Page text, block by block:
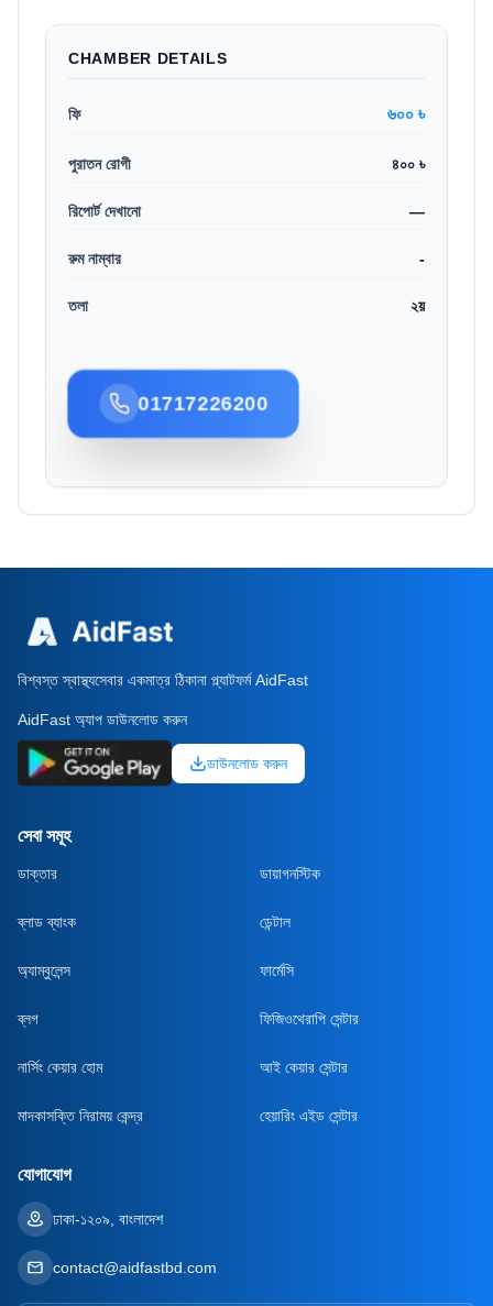
CHAMBER DETAILS
ফি ৬০০ ৳
পুরাতন রোগী ৪০০ ৳
রিপোর্ট দেখানো —
রুম নাম্বার -
তলা ২য়
01717226200
বিশ্বস্ত স্বাস্থ্যসেবার একমাত্র ঠিকানা প্ল্যাটফর্ম AidFast
AidFast অ্যাপ ডাউনলোড করুন
ডাউনলোড করুন
সেবা সমূহ
ডাক্তার ডায়াগনস্টিক
ব্লাড ব্যাংক ডেন্টাল
অ্যাম্বুলেন্স ফার্মেসি
ব্লগ ফিজিওথেরাপি সেন্টার
নার্সিং কেয়ার হোম আই কেয়ার সেন্টার
মাদকাসক্তি নিরাময় কেন্দ্র হেয়ারিং এইড সেন্টার
যোগাযোগ
ঢাকা-১২০৯, বাংলাদেশ
contact@aidfastbd.com